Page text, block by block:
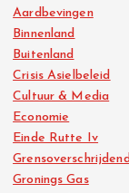
Aardbevingen
Binnenland
Buitenland
Crisis Asielbeleid
Cultuur & Media
Economie
Einde Rutte Iv
Gronings Gas